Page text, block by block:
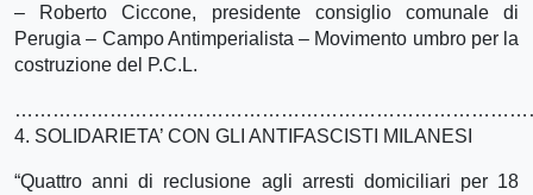
– Roberto Ciccone, presidente consiglio comunale di
Perugia – Campo Antimperialista – Movimento umbro per la
costruzione del P.C.L.
4. SOLIDARIETA’ CON GLI ANTIFASCISTI MILANESI
“Quattro anni di reclusione agli arresti domiciliari per 18